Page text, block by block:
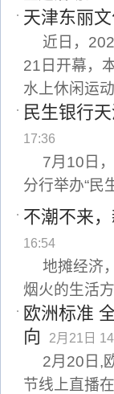
天津东丽
近日，
21日开幕，
水上休闲运
民生银行
17:36
7月10日
分行举办“民
不潮不来
16:54
地摊经济
烟火的生活方
欧洲标准
向
2月21日
2月20日,
节线上直播